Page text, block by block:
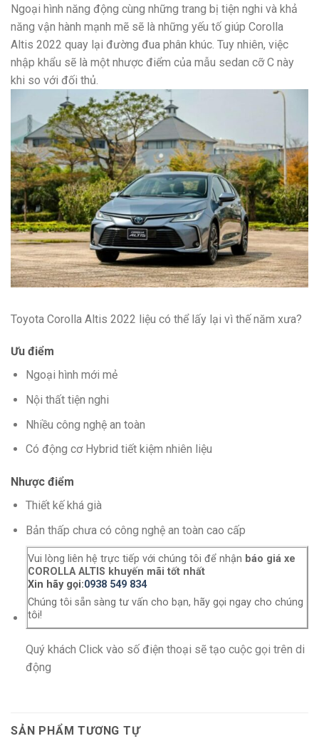
Ngoại hình năng động cùng những trang bị tiện nghi và khả
năng vận hành mạnh mẽ sẽ là những yếu tố giúp Corolla
Altis 2022 quay lại đường đua phân khúc. Tuy nhiên, việc
nhập khẩu sẽ là một nhược điểm của mẫu sedan cỡ C này
khi so với đối thủ.
Toyota Corolla Altis 2022 liệu có thể lấy lại vì thế năm xưa?
Ưu điểm
Ngoại hình mới mẻ
Nội thất tiện nghi
Nhiều công nghệ an toàn
Có động cơ Hybrid tiết kiệm nhiên liệu
Nhược điểm
Thiết kế khá già
Bản thấp chưa có công nghệ an toàn cao cấp
Vui lòng liên hệ trực tiếp với chúng tôi để nhận báo giá xe
COROLLA ALTIS khuyến mãi tốt nhất
Xin hãy gọi:0938 549 834
Chúng tôi sẵn sàng tư vấn cho bạn, hãy gọi ngay cho chúng
tôi!
Quý khách Click vào số điện thoại sẽ tạo cuộc gọi trên di
động
SẢN PHẨM TƯƠNG TỰ